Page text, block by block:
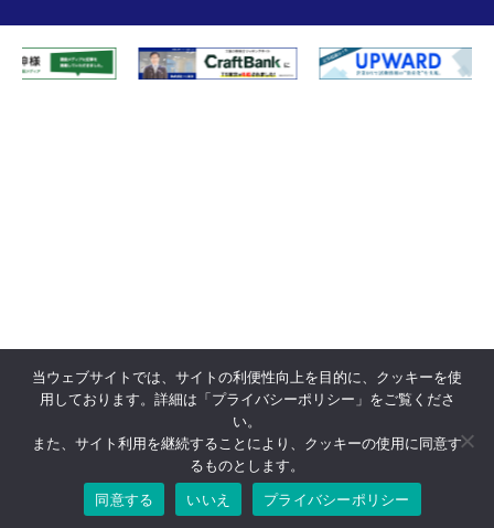
当ウェブサイトでは、サイトの利便性向上を目的に、クッキーを使
用しております。詳細は「プライバシーポリシー」をご覧くださ
い。
また、サイト利用を継続することにより、クッキーの使用に同意す
るものとします。
同意する
いいえ プライバシーポリシー